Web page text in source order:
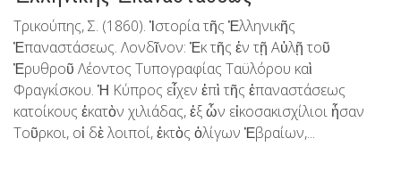
Τρικούπης, Σ. (1860). Ἱστορία τῆς Ἑλληνικῆς
Ἐπαναστάσεως. Λονδῖνον: Ἐκ τῆς ἐν τῇ Αὐλῇ τοῦ
Ἐρυθροῦ Λέοντος Τυπογραφίας Ταϋλόρου καὶ
Φραγκίσκου. Ἡ Κύπρος εἶχεν ἐπὶ τῆς ἐπαναστάσεως
κατοίκους ἑκατὸν χιλιάδας, ἐξ ὧν εἰκοσακισχίλιοι ἦσαν
Τοῦρκοι, οἱ δὲ λοιποί, ἐκτὸς ὀλίγων Ἑβραίων,...